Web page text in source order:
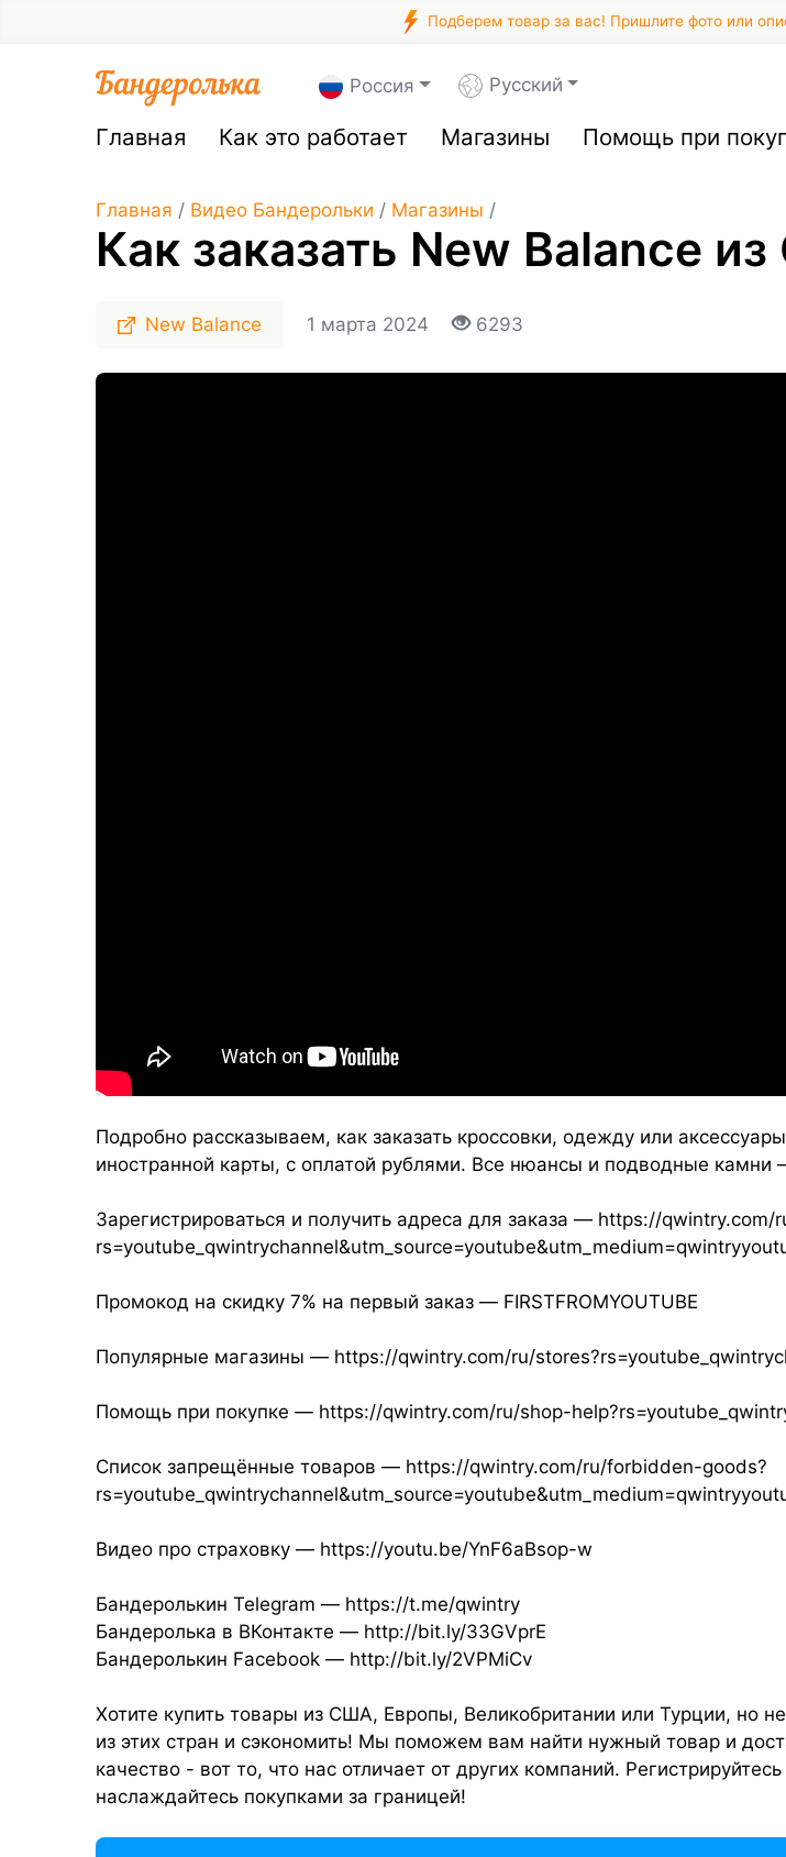
Подберем товар за вас! Пришлите фото или
Россия Русский
Главная Как это работает Магазины Помощь при
Главная / Видео Бандерольки / Магазины /
Как заказать New Balance
New Balance 1 марта 2024 6293
Подробно рассказываем, как заказать кроссовки, одежду или
иностранной карты, с оплатой рублями. Все нюансы и подводные камни
Зарегистрироваться и получить адреса для заказа — https://qwintry.com/
Промокод на скидку 7% на первый заказ — FIRSTFROMYOUTUBE
Популярные магазины — https://qwintry.com/ru/
Помощь при покупке — https://qwintry.com/ru/shop-
Список запрещённые товаров — https://qwintry.com/ru/forbidden-goods?
Видео про страховку — https://youtu.be/YnF6aBsop-w
Бандеролькин Telegram — https://t.me/qwintry
Бандеролька в ВКонтакте — http://bit.ly/33GVprE
Бандеролькин Facebook — http://bit.ly/2VPMiCv
Хотите купить товары из США, Европы, Великобритании или Турции, но
из этих стран и сэкономить! Мы поможем вам найти нужный товар и
качество - вот то, что нас отличает от других компаний.
наслаждайтесь покупками за границей!